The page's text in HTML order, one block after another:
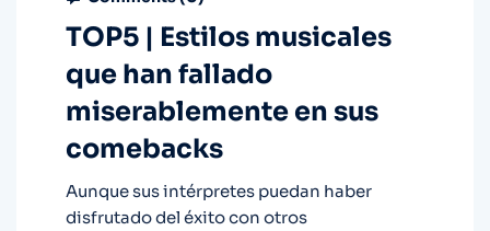
TOP5 | Estilos musicales
que han fallado
miserablemente en sus
comebacks
Aunque sus intérpretes puedan haber
disfrutado del éxito con otros